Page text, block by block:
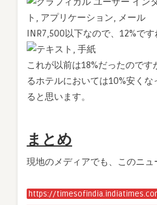
INR7,500以下なので、12%です
これが以前は18%だったのです
るホテルにおいては10%安く
ると思います。
まとめ
現地のメディアでも、このニュ
https://